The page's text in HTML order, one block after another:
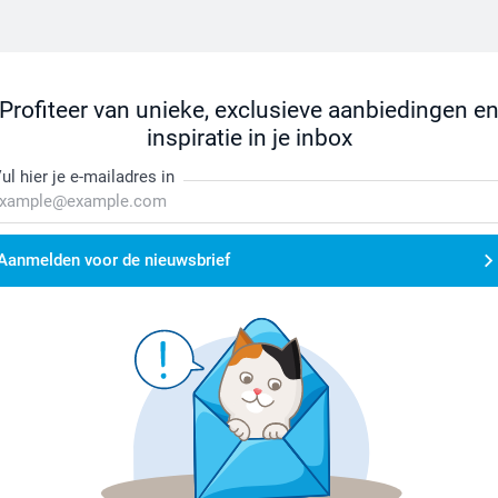
Profiteer van unieke, exclusieve aanbiedingen en
inspiratie in je inbox
hier je e-mailadres in
voor de nieuwsbrief